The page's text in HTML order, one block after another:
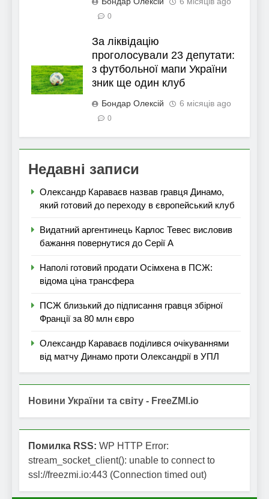
0
За ліквідацію
проголосували 23 депутати:
з футбольної мапи України
зник ще один клуб
Бондар Олексій 6 місяців ago
0
Недавні записи
Олександр Караваєв назвав гравця Динамо,
який готовий до переходу в європейський клуб
Видатний аргентинець Карлос Тевес висловив
бажання повернутися до Серії А
Наполі готовий продати Осімхена в ПСЖ:
відома ціна трансфера
ПСЖ близький до підписання гравця збірної
Франції за 80 млн євро
Олександр Караваєв поділився очікуваннями
від матчу Динамо проти Олександрії в УПЛ
Новини України та світу - FreeZMI.io
Помилка RSS: WP HTTP Error:
stream_socket_client(): unable to connect to
ssl://freezmi.io:443 (Connection timed out)